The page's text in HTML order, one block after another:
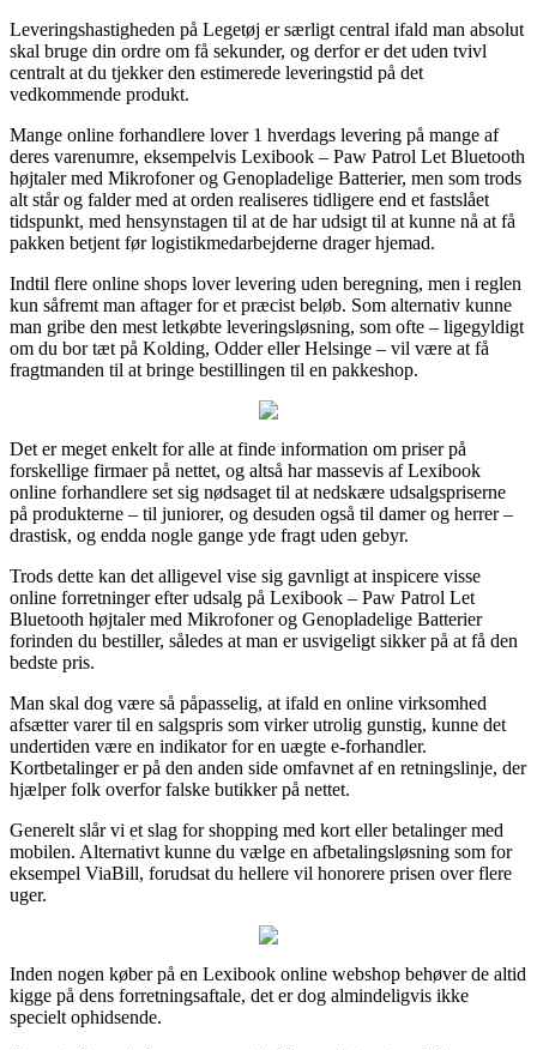
Leveringshastigheden på Legetøj er særligt central ifald man absolut
skal bruge din ordre om få sekunder, og derfor er det uden tvivl
centralt at du tjekker den estimerede leveringstid på det
vedkommende produkt.
Mange online forhandlere lover 1 hverdags levering på mange af
deres varenumre, eksempelvis Lexibook – Paw Patrol Let Bluetooth
højtaler med Mikrofoner og Genopladelige Batterier, men som trods
alt står og falder med at orden realiseres tidligere end et fastslået
tidspunkt, med hensynstagen til at de har udsigt til at kunne nå at få
pakken betjent før logistikmedarbejderne drager hjemad.
Indtil flere online shops lover levering uden beregning, men i reglen
kun såfremt man aftager for et præcist beløb. Som alternativ kunne
man gribe den mest letkøbte leveringsløsning, som ofte – ligegyldigt
om du bor tæt på Kolding, Odder eller Helsinge – vil være at få
fragtmanden til at bringe bestillingen til en pakkeshop.
Det er meget enkelt for alle at finde information om priser på
forskellige firmaer på nettet, og altså har massevis af Lexibook
online forhandlere set sig nødsaget til at nedskære udsalgspriserne
på produkterne – til juniorer, og desuden også til damer og herrer –
drastisk, og endda nogle gange yde fragt uden gebyr.
Trods dette kan det alligevel vise sig gavnligt at inspicere visse
online forretninger efter udsalg på Lexibook – Paw Patrol Let
Bluetooth højtaler med Mikrofoner og Genopladelige Batterier
forinden du bestiller, således at man er usvigeligt sikker på at få den
bedste pris.
Man skal dog være så påpasselig, at ifald en online virksomhed
afsætter varer til en salgspris som virker utrolig gunstig, kunne det
undertiden være en indikator for en uægte e-forhandler.
Kortbetalinger er på den anden side omfavnet af en retningslinje, der
hjælper folk overfor falske butikker på nettet.
Generelt slår vi et slag for shopping med kort eller betalinger med
mobilen. Alternativt kunne du vælge en afbetalingsløsning som for
eksempel ViaBill, forudsat du hellere vil honorere prisen over flere
uger.
Inden nogen køber på en Lexibook online webshop behøver de altid
kigge på dens forretningsaftale, det er dog almindeligvis ikke
specielt ophidsende.